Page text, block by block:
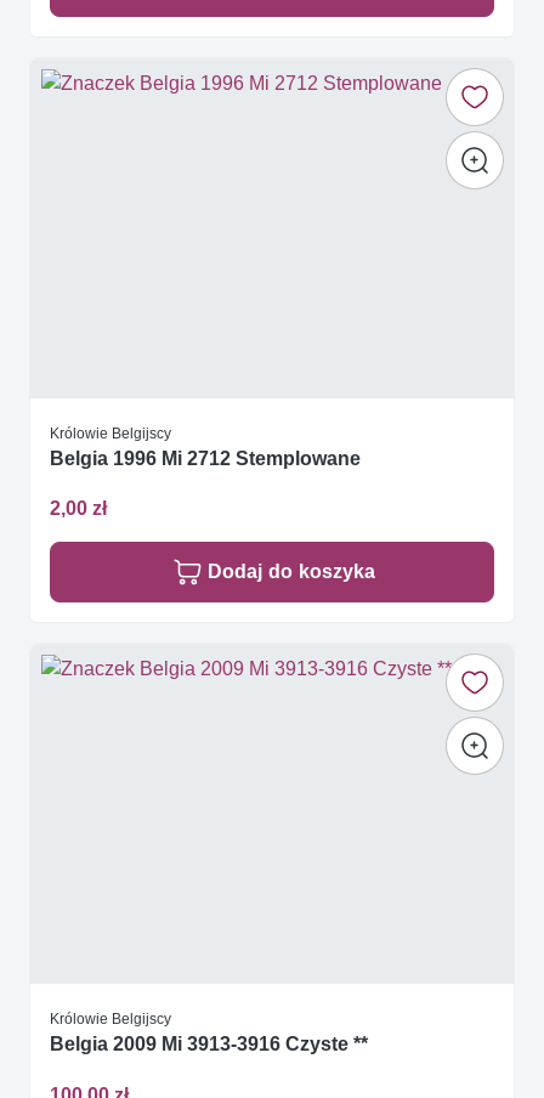
Królowie Belgijscy
Belgia 1996 Mi 2712 Stemplowane
2,00 zł
Dodaj do koszyka
Królowie Belgijscy
Belgia 2009 Mi 3913-3916 Czyste **